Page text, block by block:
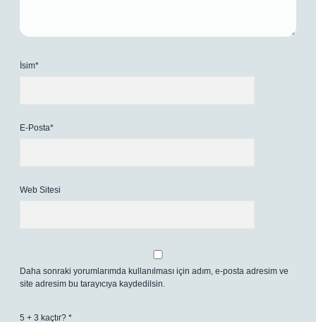
İsim*
E-Posta*
Web Sitesi
Daha sonraki yorumlarımda kullanılması için adım, e-posta adresim ve
site adresim bu tarayıcıya kaydedilsin.
5 + 3 kaçtır? *